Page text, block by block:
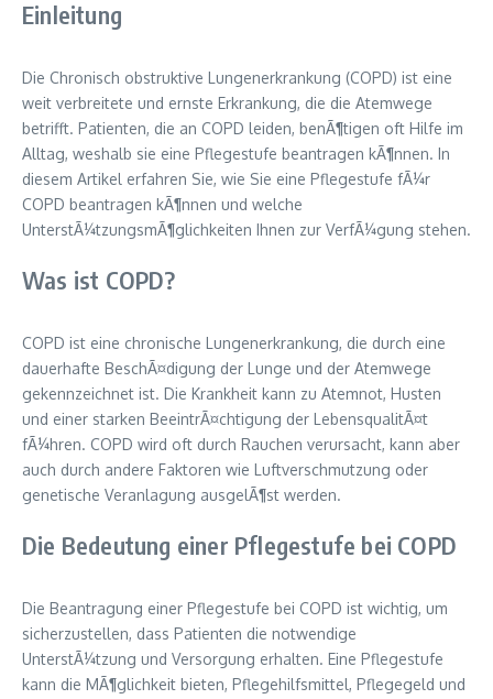
Einleitung
Die Chronisch obstruktive Lungenerkrankung (COPD) ist eine
weit verbreitete und ernste Erkrankung, die die Atemwege
betrifft. Patienten, die an COPD leiden, benÃ¶tigen oft Hilfe im
Alltag, weshalb sie eine Pflegestufe beantragen kÃ¶nnen. In
diesem Artikel erfahren Sie, wie Sie eine Pflegestufe fÃ¼r
COPD beantragen kÃ¶nnen und welche
UnterstÃ¼tzungsmÃ¶glichkeiten Ihnen zur VerfÃ¼gung stehen.
Was ist COPD?
COPD ist eine chronische Lungenerkrankung, die durch eine
dauerhafte BeschÃ¤digung der Lunge und der Atemwege
gekennzeichnet ist. Die Krankheit kann zu Atemnot, Husten
und einer starken BeeintrÃ¤chtigung der LebensqualitÃ¤t
fÃ¼hren. COPD wird oft durch Rauchen verursacht, kann aber
auch durch andere Faktoren wie Luftverschmutzung oder
genetische Veranlagung ausgelÃ¶st werden.
Die Bedeutung einer Pflegestufe bei COPD
Die Beantragung einer Pflegestufe bei COPD ist wichtig, um
sicherzustellen, dass Patienten die notwendige
UnterstÃ¼tzung und Versorgung erhalten. Eine Pflegestufe
kann die MÃ¶glichkeit bieten, Pflegehilfsmittel, Pflegegeld und